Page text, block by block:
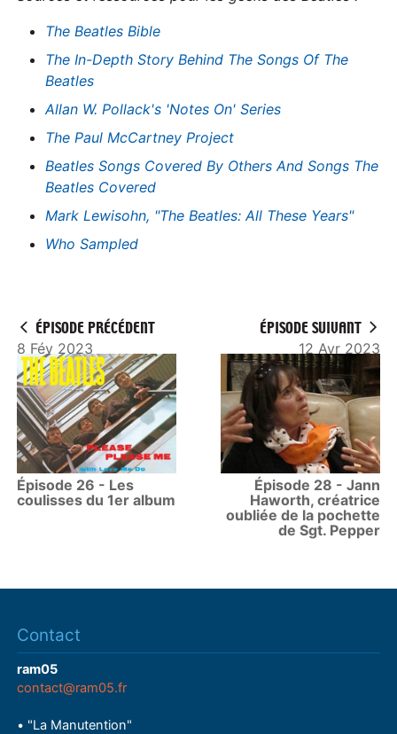
The Beatles Bible
The In-Depth Story Behind The Songs Of The
Beatles
Allan W. Pollack's 'Notes On' Series
The Paul McCartney Project
Beatles Songs Covered By Others And Songs The
Beatles Covered
Mark Lewisohn, "The Beatles: All These Years"
Who Sampled
ÉPISODE PRÉCÉDENT
8 Fév 2023
Épisode 26 - Les
coulisses du 1er album
ÉPISODE SUIVANT
12 Avr 2023
Épisode 28 - Jann
Haworth, créatrice
oubliée de la pochette
de Sgt. Pepper
Contact
ram05
contact@ram05.fr
• "La Manutention"